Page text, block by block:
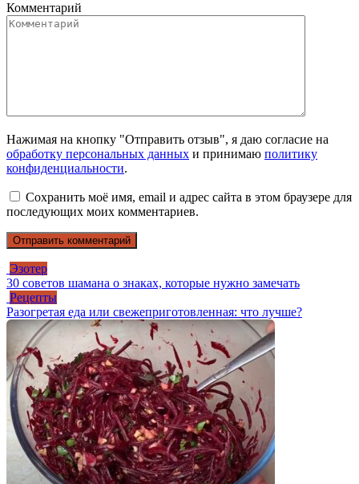
Комментарий
Нажимая на кнопку "Отправить отзыв", я даю согласие на
обработку персональных данных и принимаю политику
конфиденциальности.
Сохранить моё имя, email и адрес сайта в этом браузере для
последующих моих комментариев.
Эзотер
30 советов шамана о знаках, которые нужно замечать
Рецепты
Разогретая еда или свежеприготовленная: что лучше?